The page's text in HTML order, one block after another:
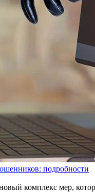
подробности
комплекс мер,